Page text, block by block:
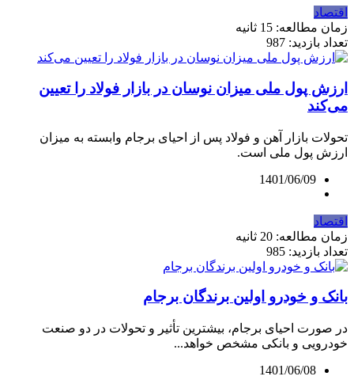
اقتصاد
زمان مطالعه: 15 ثانیه
تعداد بازدید: 987
ارزش پول ملی میزان نوسان در بازار فولاد را تعیین
می‌کند
تحولات بازار آهن و فولاد پس از احیای برجام وابسته به میزان
ارزش پول ملی است.
1401/06/09
اقتصاد
زمان مطالعه: 20 ثانیه
تعداد بازدید: 985
بانک و خودرو اولین برندگان برجام
در صورت احیای برجام، بیشترین تأثیر و تحولات در دو صنعت
خودرویی و بانکی مشخص خواهد...
1401/06/08